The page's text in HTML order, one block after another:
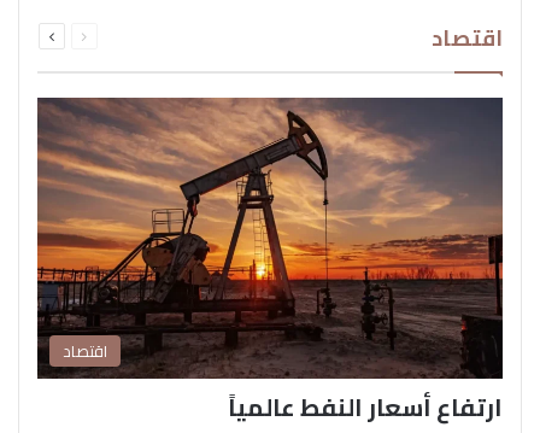
اقتصاد الصفحةالصفحة
اقتصاد
ارتفاع أسعار النفط عالمياً